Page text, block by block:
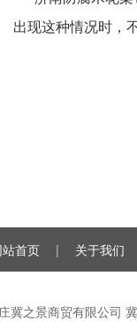
出现这种情况时，
站首页 | 关于我们
冀之景商贸有限公司